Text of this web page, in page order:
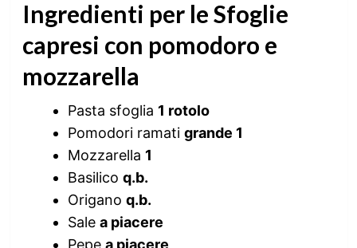
Ingredienti per le Sfoglie
capresi con pomodoro e
mozzarella
Pasta sfoglia 1 rotolo
Pomodori ramati grande 1
Mozzarella 1
Basilico q.b.
Origano q.b.
Sale a piacere
Pepe a piacere